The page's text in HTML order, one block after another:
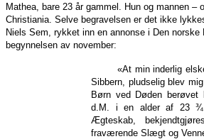
Mathea, bare 23 år gammel. Hun og mannen –
Christiania. Selve begravelsen er det ikke
Niels Sem, rykket inn en annonse i Den norske
begynnelsen av november:
«At min inderlig
Sibbern, pludselig blev
Børn ved Døden
d.M. i en alder af 23
Ægteskab,
fraværende Slægt og